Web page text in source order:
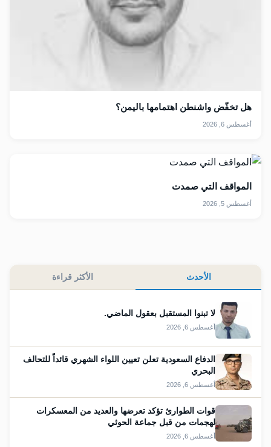
هل تخفّض واشنطن اهتمامها باليمن؟
أغسطس 6, 2026
المواقف التي صمدت
أغسطس 5, 2026
الأحدث الأكثر قراءة
لا تبنوا المستقبل بعقول الماضي.
أغسطس 6, 2026
الدفاع السعودية تعلن تعيين اللواء الشهري قائداً للتحالف
البحري
أغسطس 6, 2026
قوات الطوارئ تؤكد تعرضها والعديد من المعسكرات
لهجمات من قبل جماعة الحوثي
أغسطس 6, 2026